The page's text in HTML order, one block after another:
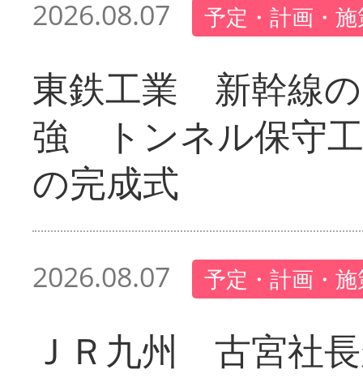
2026.08.07 予定・計画・
東鉄工業 新幹線
強 トンネル保守
の完成式
2026.08.07 予定・計画・
ＪＲ九州 古宮社